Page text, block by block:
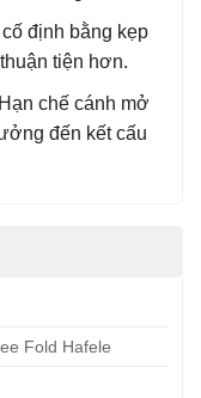
định bằng kẹp
tiện hơn.
Hạn chế cánh mở
đến kết cấu
Fold Hafele